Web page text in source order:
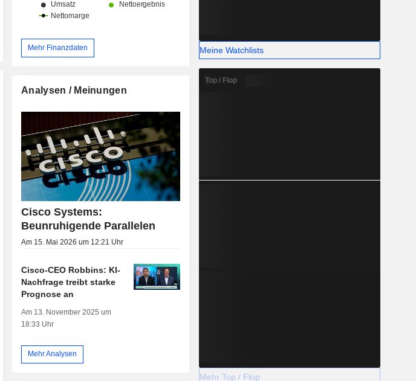
Mehr Finanzdaten
Analysen / Meinungen
Cisco Systems:
Beunruhigende Parallelen
Am 15. Mai 2026 um 12:21 Uhr
Cisco-CEO Robbins: KI-
Nachfrage treibt starke
Prognose an
Am 13. November 2025 um
18:33 Uhr
Mehr Analysen
Meine Watchlists
Top / Flop
Mehr Top / Flop